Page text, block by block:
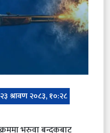
२३ श्रावण २०८३, १०:२८
भरुवा बन्दुकबाट